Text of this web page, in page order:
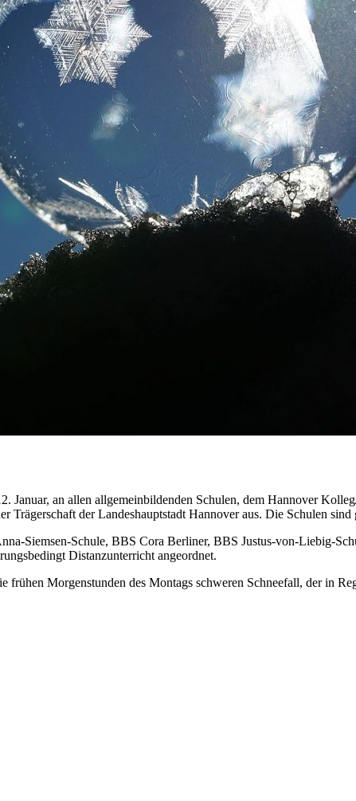
Januar, an allen allgemeinbildenden Schulen, dem Hannover
der Landeshauptstadt Hannover aus. Die Schulen
Siemsen-Schule, BBS Cora Berliner, BBS Justus-von-Liebig-
Distanzunterricht angeordnet.
Morgenstunden des Montags schweren Schneefall, der in